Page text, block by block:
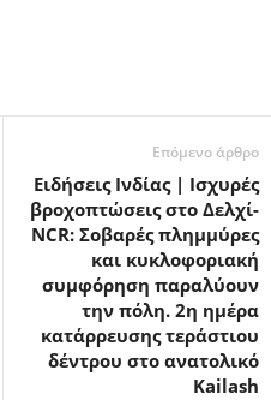
Επόμενο άρθρο
Ειδήσεις Ινδίας | Ισχυρές
βροχοπτώσεις στο Δελχί-
NCR: Σοβαρές πλημμύρες
και κυκλοφοριακή
συμφόρηση παραλύουν
την πόλη. 2η ημέρα
κατάρρευσης τεράστιου
δέντρου στο ανατολικό
Kailash